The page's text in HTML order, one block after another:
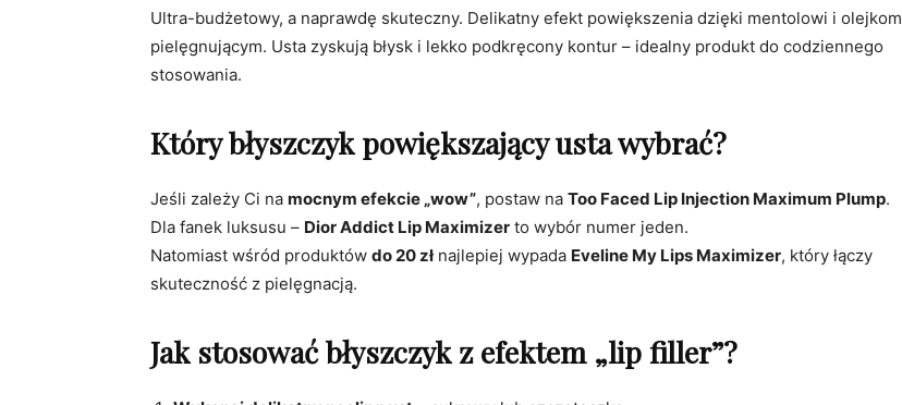
Ultra-budżetowy, a naprawdę skuteczny. Delikatny efekt powiększenia dzięki mentolowi i olejkom
pielęgnującym. Usta zyskują błysk i lekko podkręcony kontur – idealny produkt do codziennego
stosowania.
Który błyszczyk powiększający usta wybrać?
Jeśli zależy Ci na mocnym efekcie „wow”, postaw na Too Faced Lip Injection Maximum Plump.
Dla fanek luksusu – Dior Addict Lip Maximizer to wybór numer jeden.
Natomiast wśród produktów do 20 złnajlepiej wypada Eveline My Lips Maximizer, który łączy
skuteczność z pielęgnacją.
Jak stosować błyszczyk z efektem „lip filler”?